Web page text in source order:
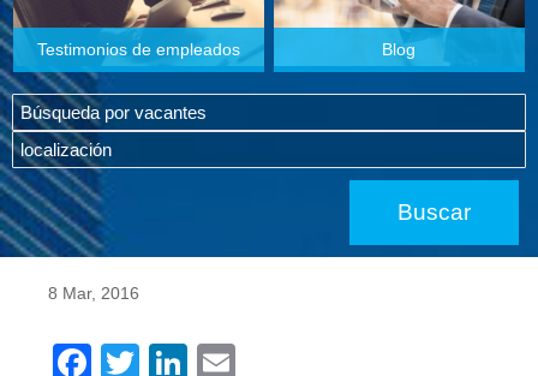
Testimonios de empleados Blog
8 Mar, 2016
F
T
Li